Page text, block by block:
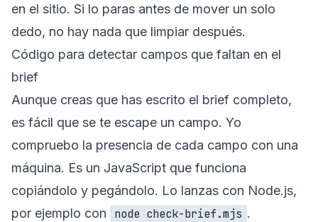
en el sitio. Si lo paras antes de mover un solo
dedo, no hay nada que limpiar después.
Código para detectar campos que faltan en el
brief
Aunque creas que has escrito el brief completo,
es fácil que se te escape un campo. Yo
compruebo la presencia de cada campo con una
máquina. Es un JavaScript que funciona
copiándolo y pegándolo. Lo lanzas con Node.js,
por ejemplo con
node check-brief.mjs .